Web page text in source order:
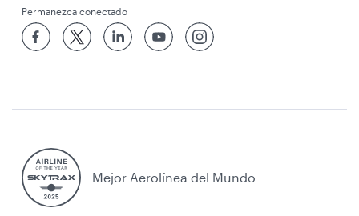
Permanezca conectado
Mejor Aerolínea del Mundo